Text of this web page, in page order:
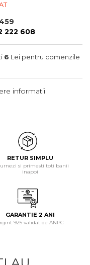
222 608
6 Lei pentru comenzile
informatii
RETUR SIMPLU
si primesti toti banii
inapoi
GARANTIE 2 ANI
925 validat de ANPC